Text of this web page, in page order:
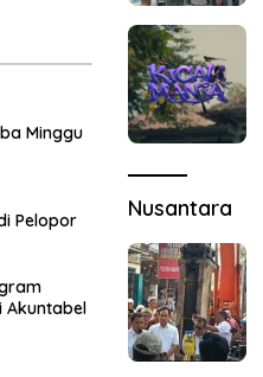
Minggu
Pelopor
Akuntabel
Nusantara